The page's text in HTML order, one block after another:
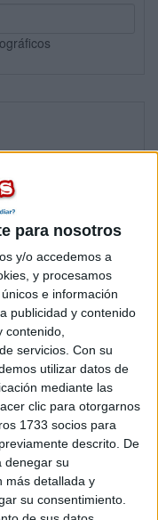
para nosotros
y/o accedemos a
y procesamos
e información
publicidad y contenido
contenido,
servicios. Con su
utilizar datos de
mediante las
clic para otorgarnos
1733 socios para
descrito. De
denegar su
más detallada y
su consentimiento.
bachillerato o FP?